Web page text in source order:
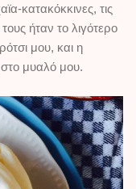
κατακόκκινες, τις
ήταν το λιγότερο
μου, και η
μυαλό μου.